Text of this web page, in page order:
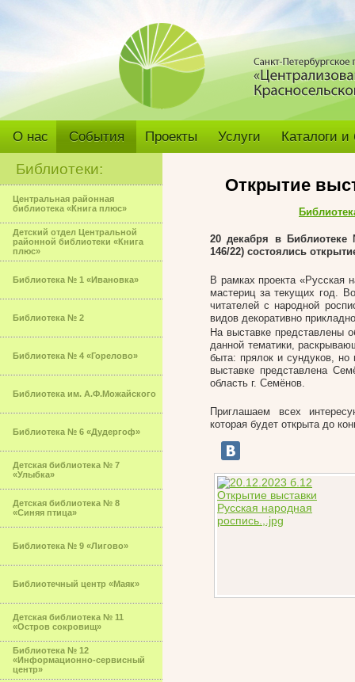
О нас События Проекты Услуги Каталоги
Библиотеки:
Центральная районная
библиотека «Книга плюс»
Детский отдел Центральной
районной библиотеки «Книга
плюс»
Библиотека № 1 «Ивановка»
Библиотека № 2
Библиотека № 4 «Горелово»
Библиотека им. А.Ф.Можайского
Библиотека № 6 «Дудергоф»
Детская библиотека № 7
«Улыбка»
Детская библиотека № 8
«Синяя птица»
Библиотека № 9 «Лигово»
Библиотечный центр «Маяк»
Детская библиотека № 11
«Остров сокровищ»
Библиотека № 12
«Информационно-сервисный
центр»
Открытие
20 декабря в
146/22) состоялись
В рамках проекта «Русская
мастериц за текущих год.
читателей с народной
видов декоративно
На выставке представлены
данной тематики,
быта: прялок и сундуков,
выставке представлена
область г. Семёнов.
Приглашаем всех
которая будет открыта до